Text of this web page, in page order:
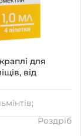
для
від
Роздріб